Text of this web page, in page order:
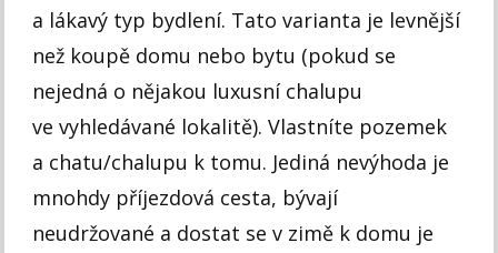
a lákavý typ bydlení. Tato varianta je levnější
než koupě domu nebo bytu (pokud se
nejedná o nějakou luxusní chalupu
ve vyhledávané lokalitě). Vlastníte pozemek
a chatu/chalupu k tomu. Jediná nevýhoda je
mnohdy příjezdová cesta, bývají
neudržované a dostat se v zimě k domu je